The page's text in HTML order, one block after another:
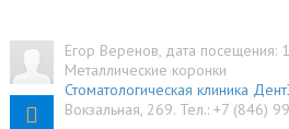
Егор Веренов, дата посещения:
Металлические коронки
Стоматологическая клиника
Вокзальная, 269. Тел.: +7 (846)